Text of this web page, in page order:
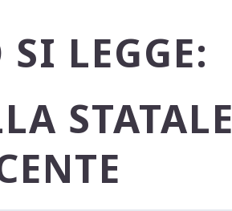
SI LEGGE:
STATALE